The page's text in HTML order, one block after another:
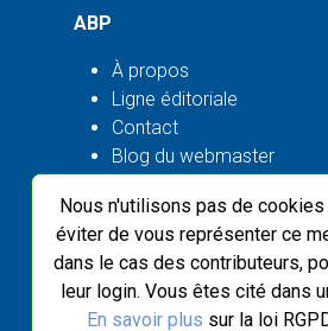
Nous n'utilisons pas de
éviter de vous représenter ce
dans le cas des contributeurs,
leur login. Vous êtes cité dans
En savoir plus sur la loi
ABP
À propos
Ligne éditoriale
Contact
Blog du webmaster